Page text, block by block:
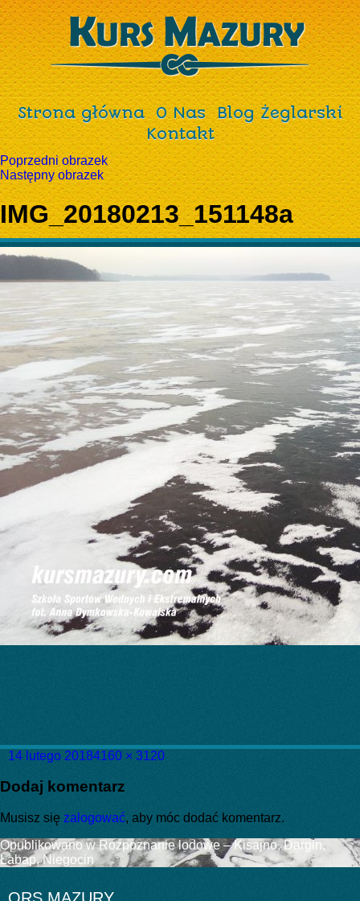
Strona główna O Nas
Blog Żeglarski
Kontakt
Poprzedni obrazek
Następny obrazek
IMG_20180213_151148a
Data
14 lutego 2018Pełny
4160 × 3120
Dodaj komentarz
Musisz się zalogować, aby móc dodać komentarz.
Nawigacja
wpisu
Opublikowano wRozpoznanie lodowe – Kisajno, Dargin,
Łabap, Niegocin